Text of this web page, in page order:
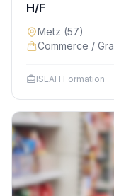
H/F
Metz (57)
Commerce /
ISEAH Formation